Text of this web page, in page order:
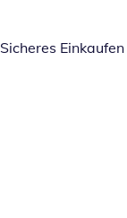
Sicheres Einkaufen